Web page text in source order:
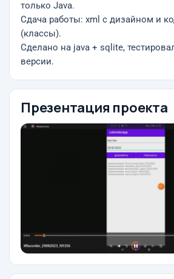
только Java.
Сдача работы: xml с дизайном и
(классы).
Сделано на java + sqlite,
версии.
Презентация проекта